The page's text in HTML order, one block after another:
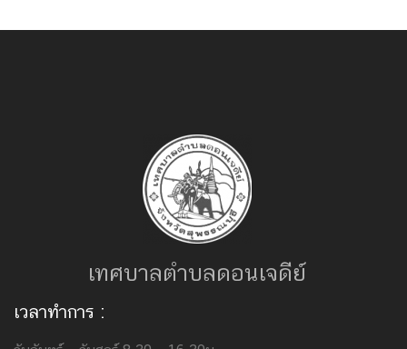
เทศบาลตำบลดอนเจดีย์
เวลาทำการ :